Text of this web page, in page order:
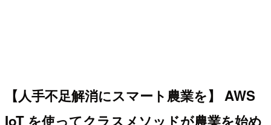
【人手不足解消にスマート農業を】 AWS
IoT を使ってクラスメソッドが農業を始め